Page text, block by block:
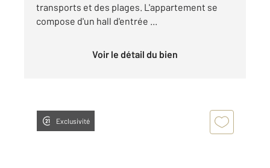
transports et des plages. L'appartement se
compose d'un hall d'entrée ...
Voir le détail du bien
Exclusivité